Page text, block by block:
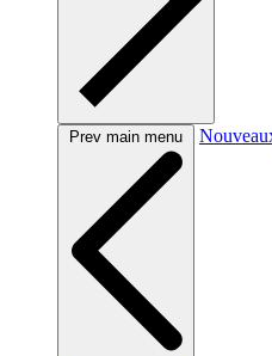
Prev main menu